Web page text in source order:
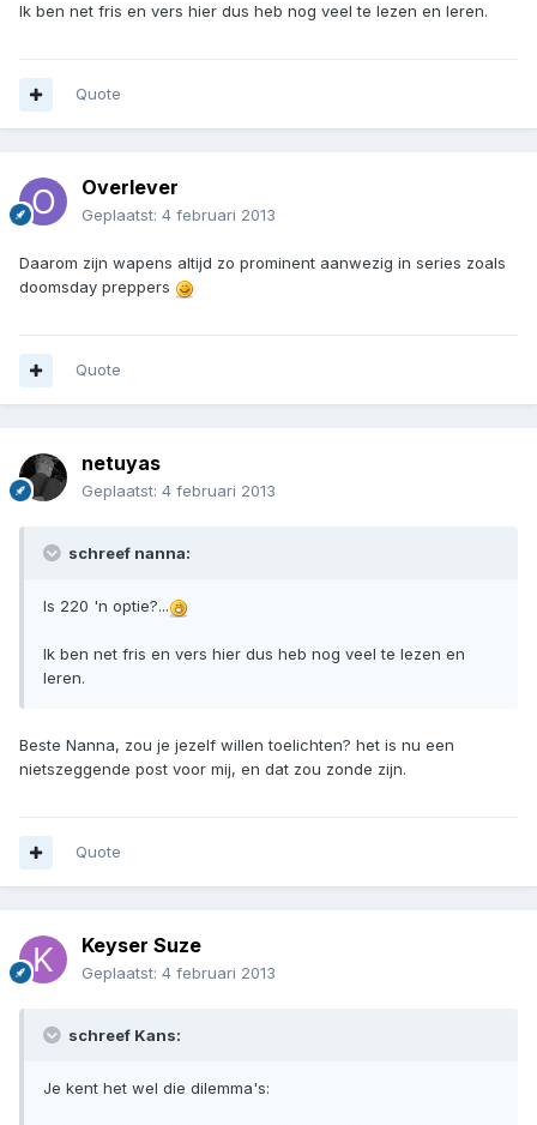
Ik ben net fris en vers hier dus heb nog veel te lezen en leren.
Quote
Overlever
Geplaatst: 4 februari 2013
Daarom zijn wapens altijd zo prominent aanwezig in series zoals
doomsday preppers
Quote
netuyas
Geplaatst: 4 februari 2013
schreef nanna:
Is 220 'n optie?...
Ik ben net fris en vers hier dus heb nog veel te lezen en
leren.
Beste Nanna, zou je jezelf willen toelichten? het is nu een
nietszeggende post voor mij, en dat zou zonde zijn.
Quote
Keyser Suze
Geplaatst: 4 februari 2013
schreef Kans:
Je kent het wel die dilemma's: